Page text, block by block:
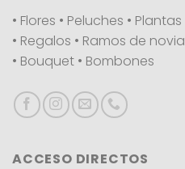
• Flores • Peluches • Plantas
• Regalos • Ramos de novia
• Bouquet • Bombones
ACCESO DIRECTOS